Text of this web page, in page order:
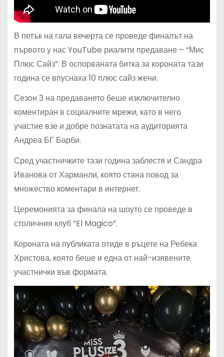
В петък на гала вечерта се проведе финалът на
първото у нас YouTube риалити предаване – “Мис
Плюс Сайз”. В оспорваната битка за короната тази
година се впуснаха 10 плюс сайз жени.
Сезон 3 на предаването беше изключително
коментиран в социалните мрежи, като в него
участие взе и добре познатата на аудиторията
Андреа БГ Барби.
Сред участничките тази година заблестя и Сандра
Иванова от Харманли, която стана повод за
множество коментари в интернет.
Церемонията за финала на шоуто се проведе в
столичния клуб “El Magico”.
Короната на публиката отиде в ръцете на Ребека
Христова, която беше и една от най-изявените
участнички във формата.